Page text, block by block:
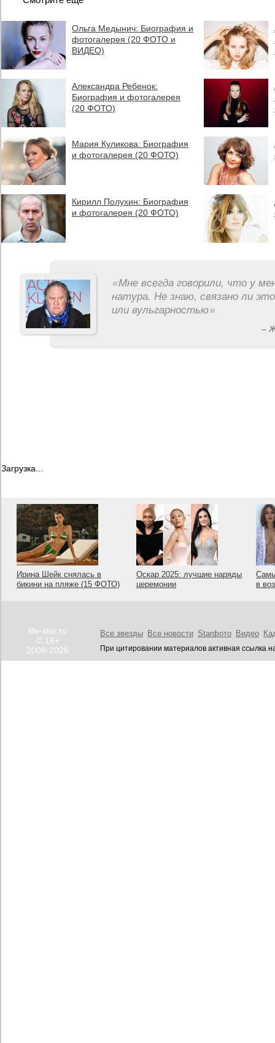
Ольга Медынич: Биография и
фотогалерея (20 ФОТО и
ВИДЕО)
Александра Ребенок:
Биография и фотогалерея
(20 ФОТО)
Мария Куликова: Биография
и фотогалерея (20 ФОТО)
Кирилл Полухин: Биография
и фотогалерея (20 ФОТО)
«Мне всегда говорили, что у
натура. Не знаю, связано ли
или вульгарностью»
–
Загрузка...
Ирина Шейк снялась в
бикини на пляже (15 ФОТО)
Оскар 2025: лучшие наряды
церемонии
в
life-star.ru
© 18+
2008-2026
Все звезды Все новости Starфото Видео
При цитировании материалов активная ссылка